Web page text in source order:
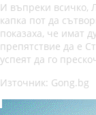
И въпреки всичко,
капка пот да
показаха, че имат
препятствие да е
успеят да го
Източник: Gong.bg